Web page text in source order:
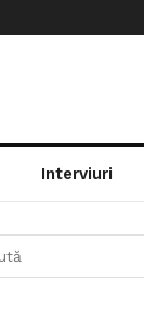
Interviuri